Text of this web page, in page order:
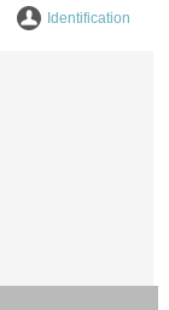
Identification